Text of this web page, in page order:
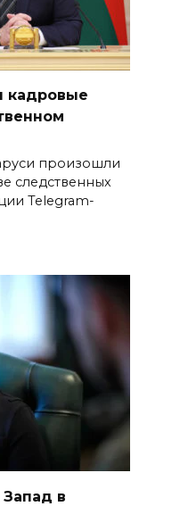
кадровые
произошли
следственных
Telegram-
в